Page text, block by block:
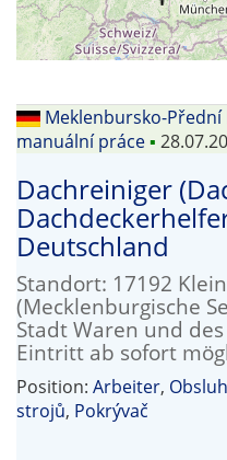
Meklenbursko-
manuální práce▪
Dachreiniger
Deutschland
Standort: 17192
(Mecklenburgische
Stadt Waren und
Eintritt ab sofort
Position: Arbeiter,
strojů, Pokrývač